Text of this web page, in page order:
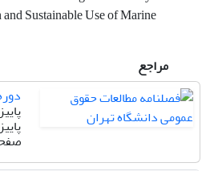
Sustainable Use of Marine
مراجع
دوره 50،
پاییز 1399
پاییز